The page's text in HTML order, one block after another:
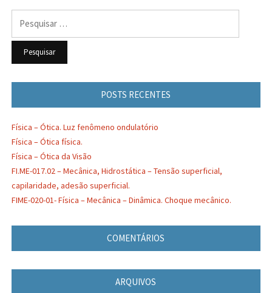
POSTS RECENTES
Física – Ótica. Luz fenômeno ondulatório
Física – Ótica física.
Física – Ótica da Visão
FI.ME-017.02 – Mecânica, Hidrostática – Tensão superficial,
capilaridade, adesão superficial.
FIME-020-01- Física – Mecânica – Dinâmica. Choque mecânico.
COMENTÁRIOS
ARQUIVOS